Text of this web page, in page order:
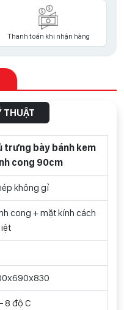
Thanh toán khi nhận hàng
THUẬT
trưng bày bánh kem
cong 90cm
không gỉ
cong + mặt kính cách
8 độ C